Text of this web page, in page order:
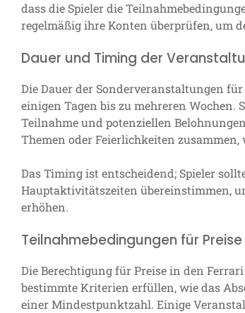
dass die Spieler die
regelmäßig ihre Konten überprüfen, um
Dauer und Timing der
Die Dauer der Sonderveranstaltungen
einigen Tagen bis zu mehreren
Teilnahme und potenziellen
Themen oder Feierlichkeiten zusammen,
Das Timing ist entscheidend; Spieler
Hauptaktivitätszeiten übereinstimmen,
erhöhen.
Teilnahmebedingungen für Preise
Die Berechtigung für Preise in den
bestimmte Kriterien erfüllen, wie das
einer Mindestpunktzahl. Einige